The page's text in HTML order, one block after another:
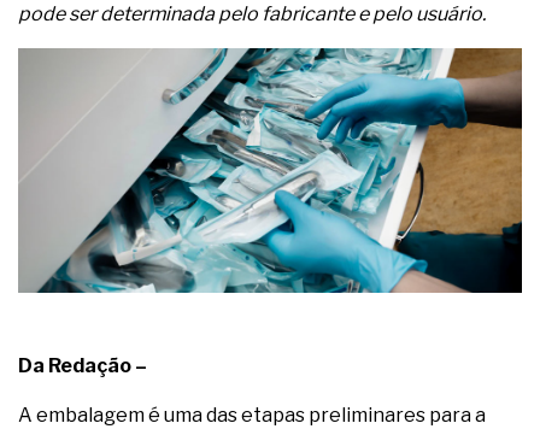
pode ser determinada pelo fabricante e pelo usuário.
Da Redação –
A embalagem é uma das etapas preliminares para a